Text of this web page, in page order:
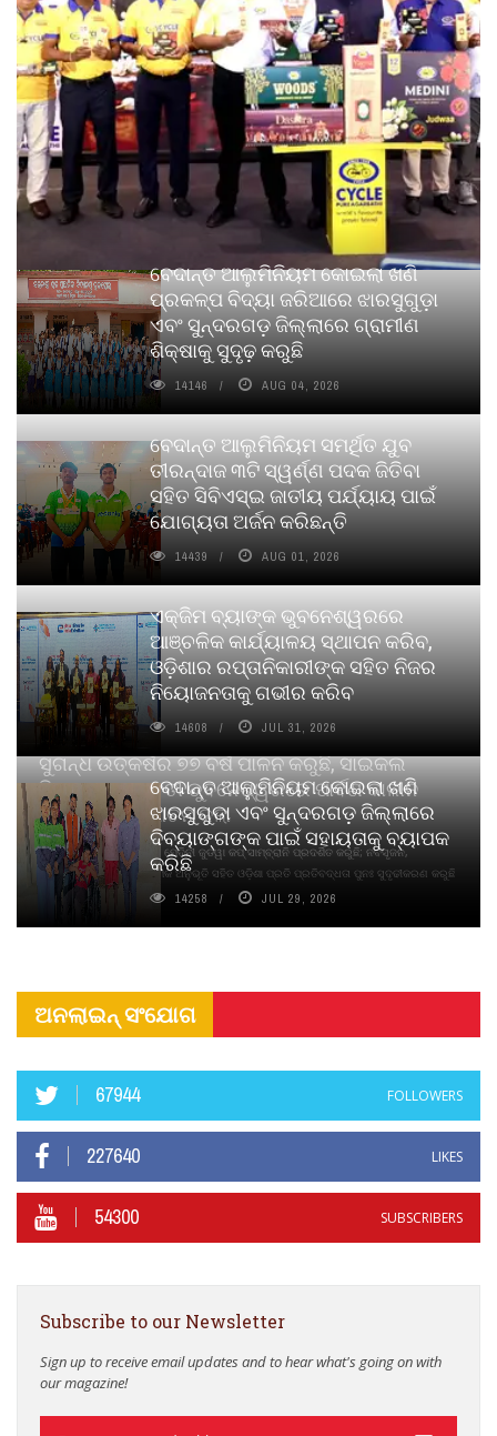
ସୁଗନ୍ଧ ଉତ୍କର୍ଷର ୭୭ ବର୍ଷ ପାଳନ କରୁଛି, ସାଇକଲ
ପିୟୋର୍‌ ଅଗରବତୀ ଭୁବନେଶ୍ୱରରେ ପାର୍ବଣ କାଳୀନ
ନବସୃଜନ ଉନ୍ମୋଚନ କଲା
ବାଉଁଶ ବିହୀନ କଠିନ ଧୂପ ଏବଂ ମେଦିନୀ ଜୁଡୱା କପ୍‌ ସାମ୍ବ୍ରାନି ପ୍ରଦର୍ଶିତ କରୁଛି; ନବସୃଜନ,
ଦୀର୍ଘସ୍ଥାୟିତା ଏବଂ ଆଧ୍ୟାତ୍ମିକ ଅନୁଭୂତି ସହିତ ଓଡ଼ିଶା ପ୍ରତି ପ୍ରତିବଦ୍ଧତା ପୁନଃ ସୁଦୃଢୀକରଣ କରୁଛି
ବେଦାନ୍ତ ଆଲୁମିନିୟମ କୋଇଲା ଖଣି
ପ୍ରକଳ୍ପ ବିଦ୍ୟା ଜରିଆରେ ଝାରସୁଗୁଡ଼ା
ଏବଂ ସୁନ୍ଦରଗଡ଼ ଜିଲ୍ଲାରେ ଗ୍ରାମୀଣ
ଶିକ୍ଷାକୁ ସୁଦୃଢ଼ କରୁଛି
14146 AUG 04, 2026
ବେଦାନ୍ତ ଆଲୁମିନିୟମ ସମର୍ଥିତ ଯୁବ
ତୀରନ୍ଦାଜ ୩ଟି ସ୍ୱର୍ଣ୍ଣ ପଦକ ଜିତିବା
ସହିତ ସିବିଏସ୍ଇ ଜାତୀୟ ପର୍ଯ୍ୟାୟ ପାଇଁ
ଯୋଗ୍ୟତା ଅର୍ଜନ କରିଛନ୍ତି
14439 AUG 01, 2026
ଏକ୍ଜିମ ବ୍ୟାଙ୍କ ଭୁବନେଶ୍ୱରରେ
ଆଞ୍ଚଳିକ କାର୍ଯ୍ୟାଳୟ ସ୍ଥାପନ କରିବ,
ଓଡ଼ିଶାର ରପ୍ତାନିକାରୀଙ୍କ ସହିତ ନିଜର
ନିୟୋଜନତାକୁ ଗଭୀର କରିବ
14608 JUL 31, 2026
ବେଦାନ୍ତ ଆଲୁମିନିୟମ କୋଇଲା ଖଣି
ଝାରସୁଗୁଡା ଏବଂ ସୁନ୍ଦରଗଡ଼ ଜିଲ୍ଲାରେ
ଦିବ୍ୟାଙ୍ଗଙ୍କ ପାଇଁ ସହାୟତାକୁ ବ୍ୟାପକ
କରିଛି
14258 JUL 29, 2026
ଅନଲାଇନ୍ ସଂଯୋଗ
67944 FOLLOWERS
227640 LIKES
54300 SUBSCRIBERS
Subscribe to our Newsletter
Sign up to receive email updates and to hear what's going on with
our magazine!